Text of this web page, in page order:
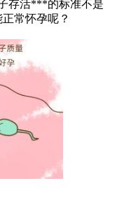
存活***的标准不是
常怀孕呢？